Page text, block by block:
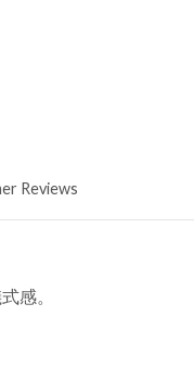
Reviews
感。